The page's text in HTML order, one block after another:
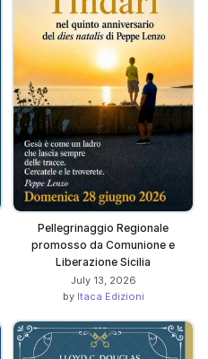
Pellegrinaggio Regionale
promosso da Comunione e
Liberazione Sicilia
July 13, 2026
by Itaca Edizioni